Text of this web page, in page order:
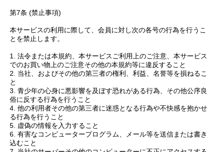
第7条 (禁止事項)
本サービスの利用に際して、会員に対し次の各号の行為を行うこ
とを禁止します。
1. 法令または本規約、本サービスご利用上のご注意、本サービス
でのお買い物上のご注意その他の本規約等に違反すること
2. 当社、およびその他の第三者の権利、利益、名誉等を損ねるこ
と
3. 青少年の心身に悪影響を及ぼす恐れがある行為、その他公序良
俗に反する行為を行うこと
4. 他の利用者その他の第三者に迷惑となる行為や不快感を抱かせ
る行為を行うこと
5. 虚偽の情報を入力すること
6. 有害なコンピュータープログラム、メール等を送信または書き
込むこと